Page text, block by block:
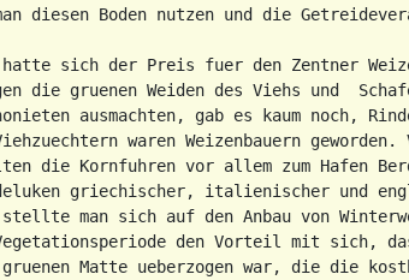
diesen Boden nutzen und die
sich der Preis fuer den Zentner
die gruenen Weiden des Viehs und
ausmachten, gab es kaum noch,
waren Weizenbauern geworden.
die Kornfuhren vor allem zum Hafen
griechischer, italienischer und
man sich auf den Anbau von
den Vorteil mit sich,
Matte ueberzogen war, die die